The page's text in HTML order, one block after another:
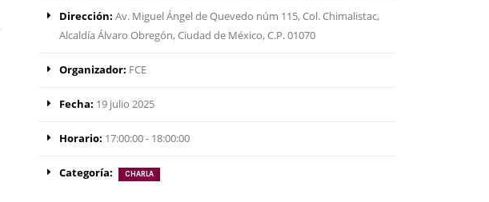
Dirección: Av. Miguel Ángel de Quevedo núm 115, Col. Chimalistac,
Alcaldía Álvaro Obregón, Ciudad de México, C.P. 01070
Organizador: FCE
Fecha: 19 julio 2025
Horario: 17:00:00 - 18:00:00
Categoría: CHARLA